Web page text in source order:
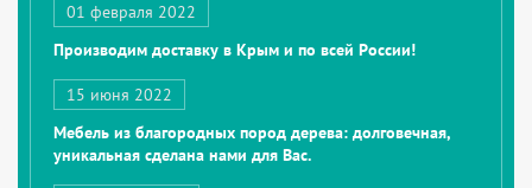
01 февраля 2022
Производим доставку в Крым и по всей России!
15 июня 2022
Мебель из благородных пород дерева: долговечная,
уникальная сделана нами для Вас.